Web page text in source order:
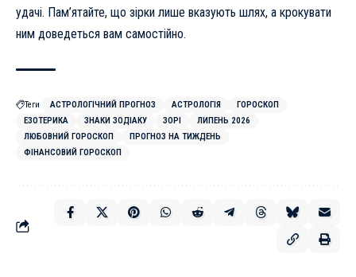
удачі. Пам’ятайте, що зірки лише вказують шлях, а крокувати
ним доведеться вам самостійно.
Теги АСТРОЛОГІЧНИЙ ПРОГНОЗ АСТРОЛОГІЯ
ГОРОСКОП
ЕЗОТЕРИКА
ЗНАКИ ЗОДІАКУ ЗОРІ
ЛИПЕНЬ 2026
ЛЮБОВНИЙ ГОРОСКОП
ПРОГНОЗ НА ТИЖДЕНЬ
ФІНАНСОВИЙ ГОРОСКОП